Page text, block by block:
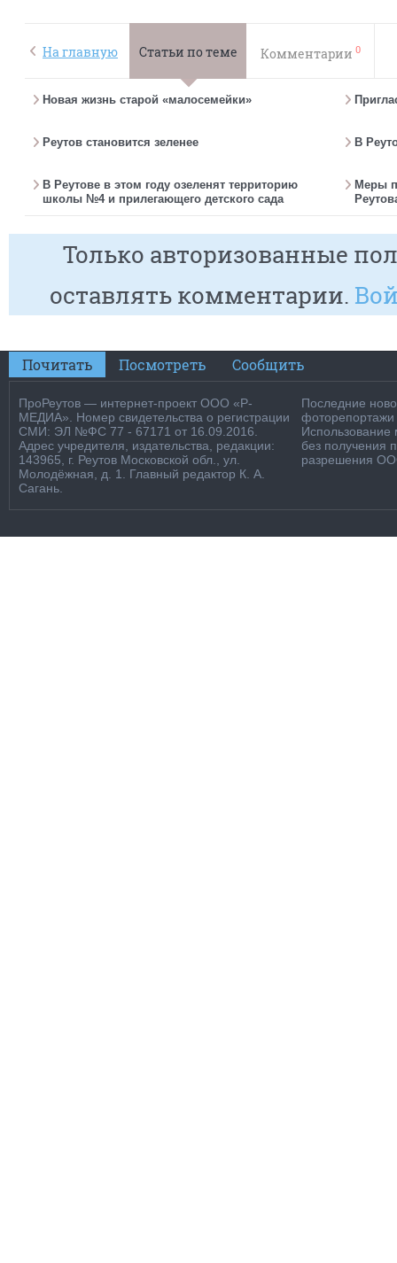
На главную Статьи по теме Комментарии 0
Новая жизнь старой «малосемейки»
Реутов становится зеленее В
В Реутове в этом году озеленят территорию
школы №4 и прилегающего детского сада
Меры
Только авторизованные
оставлять комментарии.
Почитать Посмотреть Сообщить
ПроРеутов — интернет-проект ООО «Р-
МЕДИА». Номер свидетельства о регистрации
СМИ: ЭЛ №ФС 77 - 67171 от 16.09.2016.
Адрес учредителя, издательства, редакции:
143965, г. Реутов Московской обл., ул.
Молодёжная, д. 1. Главный редактор К. А.
Сагань.
Последние
фоторепортажи
Использование
без получения
разрешения